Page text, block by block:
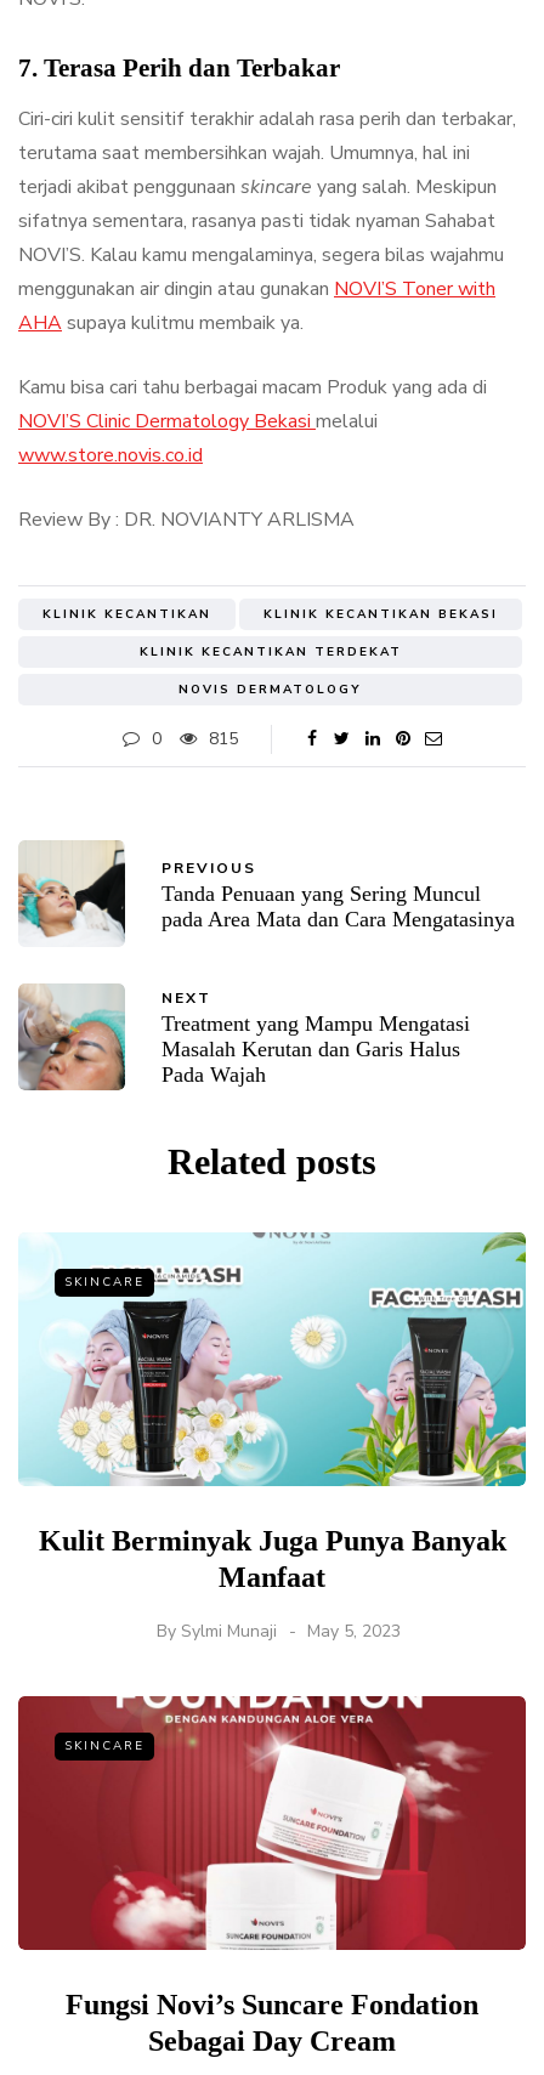
7. Terasa Perih dan Terbakar
Ciri-ciri kulit sensitif terakhir adalah rasa perih dan terbakar,
terutama saat membersihkan wajah. Umumnya, hal ini
terjadi akibat penggunaan skincare yang salah. Meskipun
sifatnya sementara, rasanya pasti tidak nyaman Sahabat
NOVI’S. Kalau kamu mengalaminya, segera bilas wajahmu
menggunakan air dingin atau gunakan NOVI’S Toner with
AHAsupaya kulitmu membaik ya.
Kamu bisa cari tahu berbagai macam Produk yang ada di
NOVI’S Clinic Dermatology Bekasimelalui
www.store.novis.co.id
Review By : DR. NOVIANTY ARLISMA
KLINIK KECANTIKAN KLINIK KECANTIKAN BEKASI
KLINIK KECANTIKAN TERDEKAT
NOVIS DERMATOLOGY
0 815
PREVIOUS
Tanda Penuaan yang Sering Muncul
pada Area Mata dan Cara Mengatasinya
NEXT
Treatment yang Mampu Mengatasi
Masalah Kerutan dan Garis Halus
Pada Wajah
Related posts
SKINCARE
Kulit Berminyak Juga Punya Banyak
Manfaat
By Sylmi Munaji May 5, 2023
SKINCARE
Fungsi Novi’s Suncare Fondation
Sebagai Day Cream